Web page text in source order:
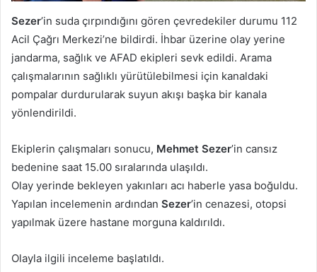
Sezer’in suda çırpındığını gören çevredekiler durumu 112
Acil Çağrı Merkezi’ne bildirdi. İhbar üzerine olay yerine
jandarma, sağlık ve AFAD ekipleri sevk edildi. Arama
çalışmalarının sağlıklı yürütülebilmesi için kanaldaki
pompalar durdurularak suyun akışı başka bir kanala
yönlendirildi.
Ekiplerin çalışmaları sonucu, Mehmet Sezer’in cansız
bedenine saat 15.00 sıralarında ulaşıldı.
Olay yerinde bekleyen yakınları acı haberle yasa boğuldu.
Yapılan incelemenin ardından Sezer’in cenazesi, otopsi
yapılmak üzere hastane morguna kaldırıldı.
Olayla ilgili inceleme başlatıldı.